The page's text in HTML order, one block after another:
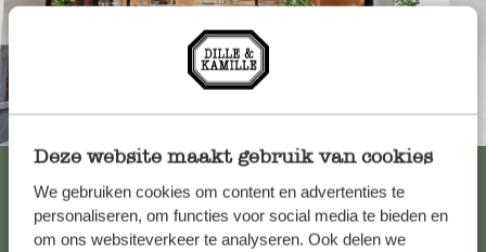
Deze website maakt gebruik van cookies
We gebruiken cookies om content en advertenties te
personaliseren, om functies voor social media te bieden en
om ons websiteverkeer te analyseren. Ook delen we
Altijd in de buurt
Bekijk alle 62 winkels